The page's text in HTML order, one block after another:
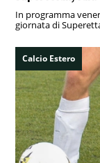
In programma
giornata di
Calcio Estero